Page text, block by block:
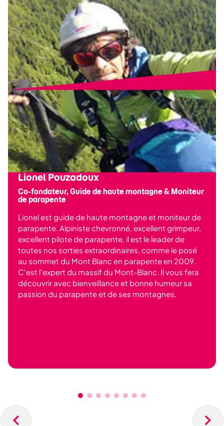
Lionel Pouzadoux
Co-fondateur, Guide de haute montagne & Moniteur
de parapente
Lionel est guide de haute montagne et moniteur de
parapente. Alpiniste chevronné, excellent grimpeur,
excellent pilote de parapente, il est le leader de
toutes nos sorties extraordinaires, comme le posé
au sommet du Mont Blanc en parapente en 2009.
C'est l'expert du massif du Mont-Blanc. Il vous fera
découvrir avec bienveillance et bonne humeur sa
passion du parapente et de ses montagnes.